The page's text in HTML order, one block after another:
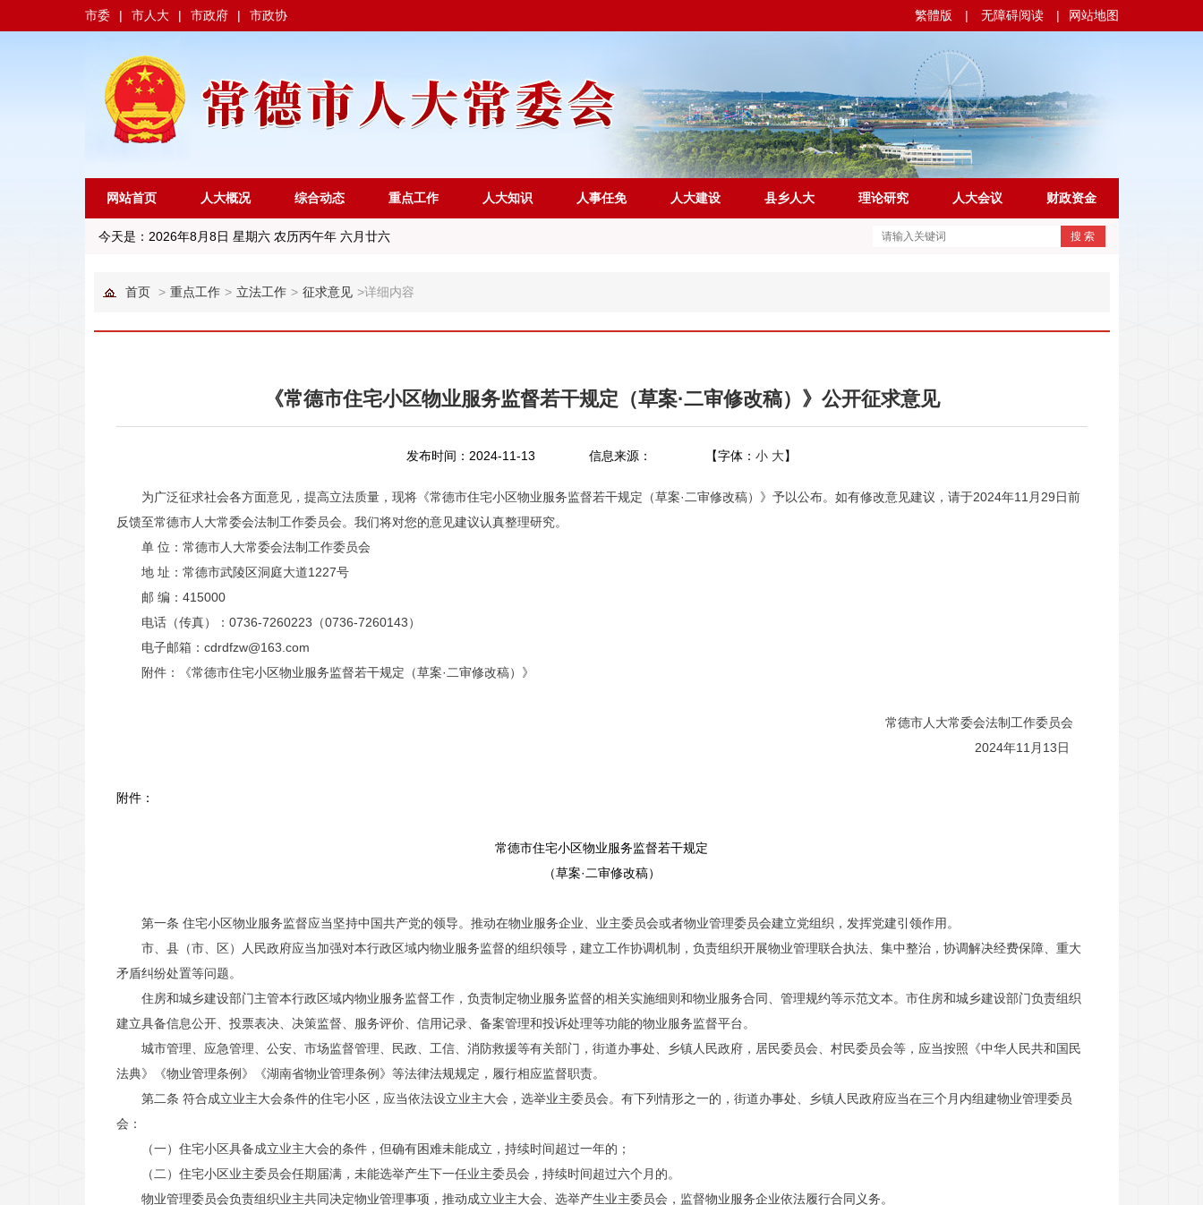
市委 | 市人大 | 市政府 | 市政协 繁體版 | 无障碍阅读 | 网站地图
网站首页 人大概况 综合动态 重点工作 人大知识 人事任免 人大建设 县乡人大 理论研究 人大会议 财政资金
搜 索
今天是： 2026年8月8日 星期六 农历丙午年 六月廿六
首页 > 重点工作 > 立法工作 > 征求意见 >详细内容
《常德市住宅小区物业服务监督若干规定（草案·二审修改稿）》公开征求意见
发布时间：2024-11-13 信息来源： 【字体： 小 大】
为广泛征求社会各方面意见，提高立法质量，现将《常德市住宅小区物业服务监督若干规定（草案·二审修改稿）》予以公布。如有修改意见建议，请于2024年11月29日前
反馈至常德市人大常委会法制工作委员会。我们将对您的意见建议认真整理研究。
单 位：常德市人大常委会法制工作委员会
地 址：常德市武陵区洞庭大道1227号
邮 编：415000
电话（传真）：0736-7260223（0736-7260143）
电子邮箱：cdrdfzw@163.com
附件：《常德市住宅小区物业服务监督若干规定（草案·二审修改稿）》
常德市人大常委会法制工作委员会
2024年11月13日
附件：
常德市住宅小区物业服务监督若干规定
（草案·二审修改稿）
第一条 住宅小区物业服务监督应当坚持中国共产党的领导。推动在物业服务企业、业主委员会或者物业管理委员会建立党组织，发挥党建引领作用。
市、县（市、区）人民政府应当加强对本行政区域内物业服务监督的组织领导，建立工作协调机制，负责组织开展物业管理联合执法、集中整治，协调解决经费保障、重大
矛盾纠纷处置等问题。
住房和城乡建设部门主管本行政区域内物业服务监督工作，负责制定物业服务监督的相关实施细则和物业服务合同、管理规约等示范文本。市住房和城乡建设部门负责组织
建立具备信息公开、投票表决、决策监督、服务评价、信用记录、备案管理和投诉处理等功能的物业服务监督平台。
城市管理、应急管理、公安、市场监督管理、民政、工信、消防救援等有关部门，街道办事处、乡镇人民政府，居民委员会、村民委员会等，应当按照《中华人民共和国民
法典》《物业管理条例》《湖南省物业管理条例》等法律法规规定，履行相应监督职责。
第二条 符合成立业主大会条件的住宅小区，应当依法设立业主大会，选举业主委员会。有下列情形之一的，街道办事处、乡镇人民政府应当在三个月内组建物业管理委员
会：
（一）住宅小区具备成立业主大会的条件，但确有困难未能成立，持续时间超过一年的；
（二）住宅小区业主委员会任期届满，未能选举产生下一任业主委员会，持续时间超过六个月的。
物业管理委员会负责组织业主共同决定物业管理事项，推动成立业主大会、选举产生业主委员会，监督物业服务企业依法履行合同义务。